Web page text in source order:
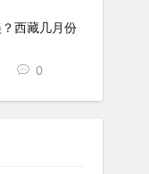
西藏几月份
0